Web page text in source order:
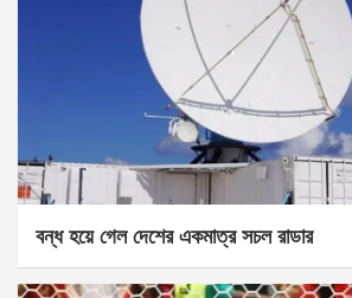
বন্ধ হয়ে গেল দেশের একমাত্র সচল রাডার